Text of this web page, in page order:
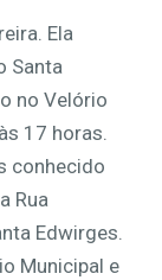
Ela
Santa
no Velório
17 horas.
conhecido
Rua
Edwirges.
Municipal e